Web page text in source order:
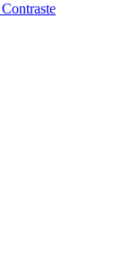
Contraste